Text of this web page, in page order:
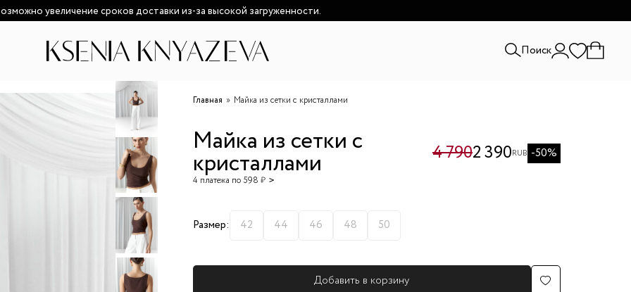
увеличение сроков доставки из-за высокой загруженности.
Поиск
Главная Майка из сетки с кристаллами
Майка из сетки с
кристаллами
4 платежа по 598 ₽
4 7902 390RUB -50%
Размер: 42 44 46 48 50
Добавить в корзину